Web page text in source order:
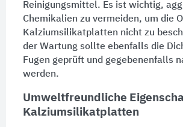
Reinigungsmittel. Es ist wichtig,
Chemikalien zu vermeiden, um die
Kalziumsilikatplatten nicht zu
der Wartungsollte ebenfalls die
Fugen geprüft und gegebenenfalls
werden.
Umweltfreundliche
Kalziumsilikatplatten